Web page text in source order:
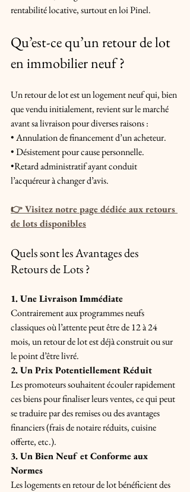
rentabilité locative, surtout en loi Pinel.
Qu’est-ce qu’un retour de lot
en immobilier neuf ?
Un retour de lot est un logement neuf qui, bien
que vendu initialement, revient sur le marché
avant sa livraison pour diverses raisons :
• Annulation de financement d’un acheteur.
• Désistement pour cause personnelle.
•Retard administratif ayant conduit
l’acquéreur à changer d’avis.
👉 Visitez notre page dédiée aux retours
de lots disponibles
Quels sont les Avantages des
Retours de Lots ?
1. Une Livraison Immédiate
Contrairement aux programmes neufs
classiques où l’attente peut être de 12 à 24
mois, un retour de lot est déjà construit ou sur
le point d’être livré.
2. Un Prix Potentiellement Réduit
Les promoteurs souhaitent écouler rapidement
ces biens pour finaliser leurs ventes, ce qui peut
se traduire par des remises ou des avantages
financiers (frais de notaire réduits, cuisine
offerte, etc.).
3. Un Bien Neuf et Conforme aux
Normes
Les logements en retour de lot bénéficient des